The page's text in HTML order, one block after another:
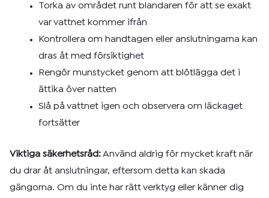
Torka av området runt blandaren för att se exakt
var vattnet kommer ifrån
Kontrollera om handtagen eller anslutningarna kan
dras åt med försiktighet
Rengör munstycket genom att blötlägga det i
ättika över natten
Slå på vattnet igen och observera om läckaget
fortsätter
Viktiga säkerhetsråd: Använd aldrig för mycket kraft när
du drar åt anslutningar, eftersom detta kan skada
gängorna. Om du inte har rätt verktyg eller känner dig